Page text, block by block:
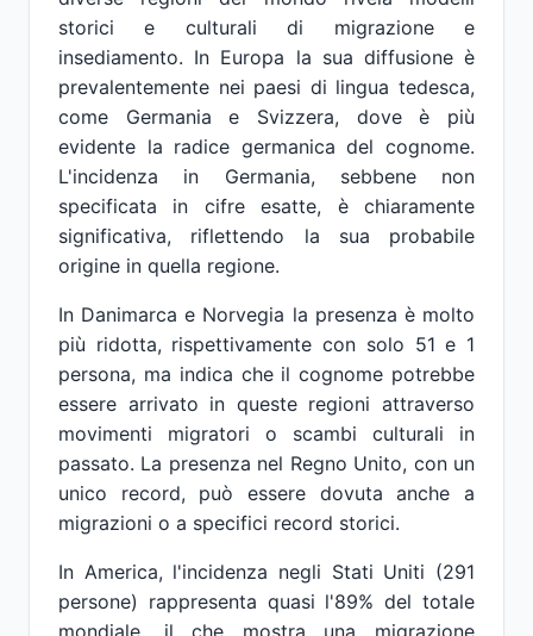
storici e culturali di migrazione e
insediamento. In Europa la sua diffusione è
prevalentemente nei paesi di lingua tedesca,
come Germania e Svizzera, dove è più
evidente la radice germanica del cognome.
L'incidenza in Germania, sebbene non
specificata in cifre esatte, è chiaramente
significativa, riflettendo la sua probabile
origine in quella regione.
In Danimarca e Norvegia la presenza è molto
più ridotta, rispettivamente con solo 51 e 1
persona, ma indica che il cognome potrebbe
essere arrivato in queste regioni attraverso
movimenti migratori o scambi culturali in
passato. La presenza nel Regno Unito, con un
unico record, può essere dovuta anche a
migrazioni o a specifici record storici.
In America, l'incidenza negli Stati Uniti (291
persone) rappresenta quasi l'89% del totale
mondiale, il che mostra una migrazione